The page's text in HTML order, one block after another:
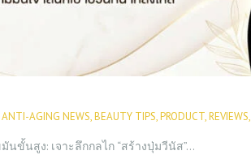
ANTI-AGING NEWS,BEAUTY TIPS,PRODUCT,REVIEWS,
ขั้นสูง: เจาะลึกกลไก “สร้างปุ่มวีนัส”…